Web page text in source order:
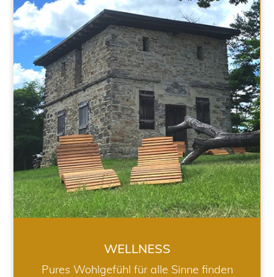
WELLNESS
WELLNESS
Pures Wohlgefühl für alle Sinne finden